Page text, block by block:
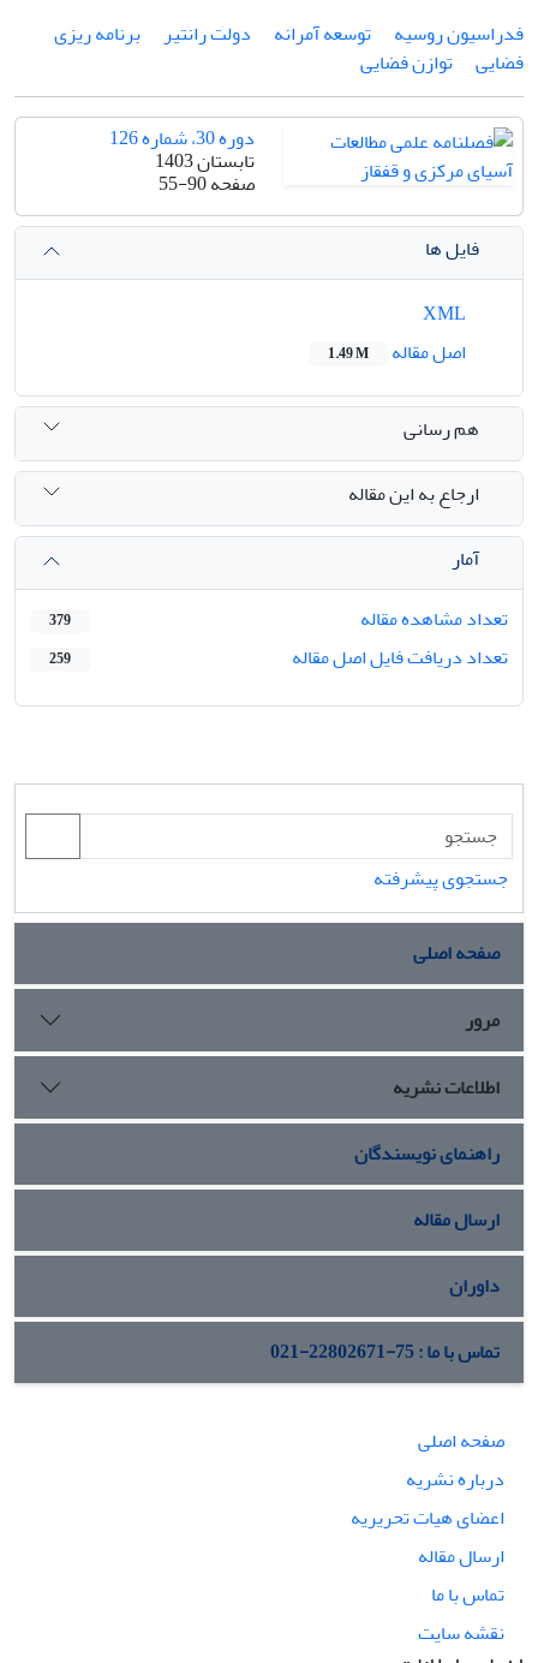
فدراسیون روسیه
توسعه آمرانه دولت رانتیر
برنامه ریزی
فضایی
توازن فضایی
دوره 30، شماره 126
تابستان 1403
صفحه55-90
فایل ها
اصل مقاله
1.49 M
هم رسانی
ارجاع به این مقاله
آمار
تعداد مشاهده مقاله
379
تعداد دریافت فایل اصل مقاله 259
جستجوی پیشرفته
صفحه اصلی
مرور
اطلاعات نشریه
راهنمای نویسندگان
ارسال مقاله
داوران
تماس با ما : 75-22802671-021
صفحه اصلی
درباره نشریه
اعضای هیات تحریریه
ارسال مقاله
تماس با ما
نقشه سایت